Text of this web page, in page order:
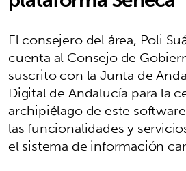
El consejero del área, Poli
cuenta al Consejo de
suscrito con la Junta de
Digital de Andalucía para la
archipiélago de este
las funcionalidades y
el sistema de información